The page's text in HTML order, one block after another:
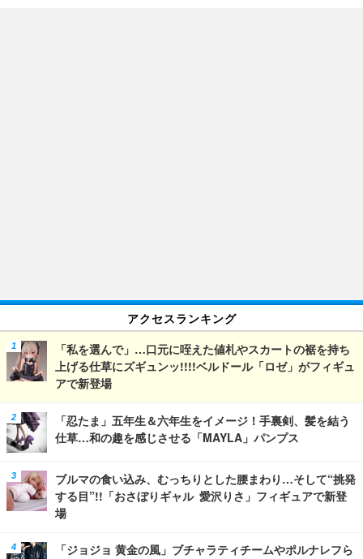
アクセスランキング
「私を選んで」…口元に咥えた値札やスカートの裾を持ち
上げる仕草にズギュンッ!!!!ベルドール「ロゼ」がフィギュ
アで新登場
「忍たま」五年生＆六年生をイメージ！手裏剣、髪を結う
仕草…和の趣を感じさせる「MAYLA」パンプス
ブルマの食い込み、むっちりとした腰まわり…そして“挑発
する目”!!「おさぼりギャル 愛沢りさ」フィギュアで新登
場
「ジョジョ 黄金の風」ブチャラティチームやポルナレフら